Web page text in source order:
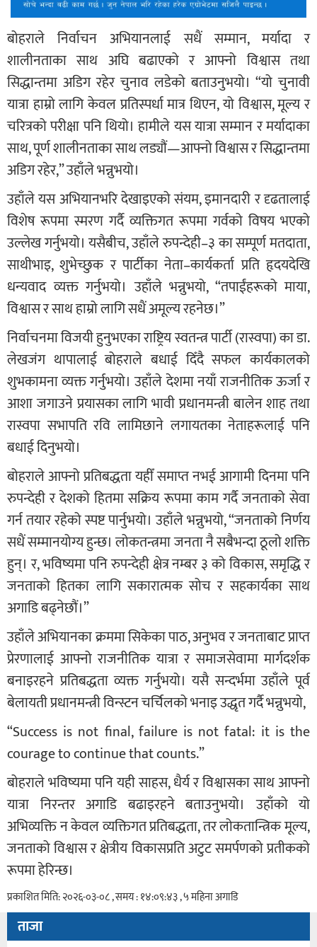
बोहराले निर्वाचन अभियानलाई सधैं सम्मान, मर्यादा र
शालीनताका साथ अघि बढाएको र आफ्नो विश्वास तथा
सिद्धान्तमा अडिग रहेर चुनाव लडेको बताउनुभयो। “यो चुनावी
यात्रा हाम्रो लागि केवल प्रतिस्पर्धा मात्र थिएन, यो विश्वास, मूल्य र
चरित्रको परीक्षा पनि थियो। हामीले यस यात्रा सम्मान र मर्यादाका
साथ, पूर्ण शालीनताका साथ लड्यौं—आफ्नो विश्वास र सिद्धान्तमा
अडिग रहेर,” उहाँले भन्नुभयो।
उहाँले यस अभियानभरि देखाइएको संयम, इमानदारी र दृढतालाई
विशेष रूपमा स्मरण गर्दै व्यक्तिगत रूपमा गर्वको विषय भएको
उल्लेख गर्नुभयो। यसैबीच, उहाँले रुपन्देही–३ का सम्पूर्ण मतदाता,
साथीभाइ, शुभेच्छुक र पार्टीका नेता–कार्यकर्ता प्रति हृदयदेखि
धन्यवाद व्यक्त गर्नुभयो। उहाँले भन्नुभयो, “तपाईंहरूको माया,
विश्वास र साथ हाम्रो लागि सधैं अमूल्य रहनेछ।”
निर्वाचनमा विजयी हुनुभएका राष्ट्रिय स्वतन्त्र पार्टी (रास्वपा) का डा.
लेखजंग थापालाई बोहराले बधाई दिँदै सफल कार्यकालको
शुभकामना व्यक्त गर्नुभयो। उहाँले देशमा नयाँ राजनीतिक ऊर्जा र
आशा जगाउने प्रयासका लागि भावी प्रधानमन्त्री बालेन शाह तथा
रास्वपा सभापति रवि लामिछाने लगायतका नेताहरूलाई पनि
बधाई दिनुभयो।
बोहराले आफ्नो प्रतिबद्धता यहीँ समाप्त नभई आगामी दिनमा पनि
रुपन्देही र देशको हितमा सक्रिय रूपमा काम गर्दै जनताको सेवा
गर्न तयार रहेको स्पष्ट पार्नुभयो। उहाँले भन्नुभयो, “जनताको निर्णय
सधैं सम्मानयोग्य हुन्छ। लोकतन्त्रमा जनता नै सबैभन्दा ठूलो शक्ति
हुन्। र, भविष्यमा पनि रुपन्देही क्षेत्र नम्बर ३ को विकास, समृद्धि र
जनताको हितका लागि सकारात्मक सोच र सहकार्यका साथ
अगाडि बढ्नेछौं।”
उहाँले अभियानका क्रममा सिकेका पाठ, अनुभव र जनताबाट प्राप्त
प्रेरणालाई आफ्नो राजनीतिक यात्रा र समाजसेवामा मार्गदर्शक
बनाइरहने प्रतिबद्धता व्यक्त गर्नुभयो। यसै सन्दर्भमा उहाँले पूर्व
बेलायती प्रधानमन्त्री विन्स्टन चर्चिलको भनाइ उद्धृत गर्दै भन्नुभयो,
“Success is not final, failure is not fatal: it is the
courage to continue that counts.”
बोहराले भविष्यमा पनि यही साहस, धैर्य र विश्वासका साथ आफ्नो
यात्रा निरन्तर अगाडि बढाइरहने बताउनुभयो। उहाँको यो
अभिव्यक्ति न केवल व्यक्तिगत प्रतिबद्धता, तर लोकतान्त्रिक मूल्य,
जनताको विश्वास र क्षेत्रीय विकासप्रति अटुट समर्पणको प्रतीकको
रूपमा हेरिन्छ।
प्रकाशित मिति: २०२६-०३-०८ , समय : १४:०९:४३ , ५ महिना अगाडि
ताजा